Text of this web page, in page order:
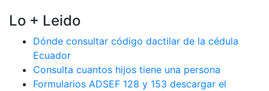
Lo + Leido
Dónde consultar código dactilar de la cédula
Ecuador
Consulta cuantos hijos tiene una persona
Formularios ADSEF 128 y 153 descargar el